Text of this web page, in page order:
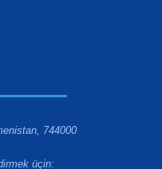
744000
üçin: